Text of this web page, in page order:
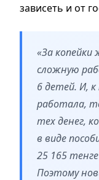
зависеть и от
«За
сложную
6 детей. И, к
работала,
тех денег,
в виде
25 165
Поэтому